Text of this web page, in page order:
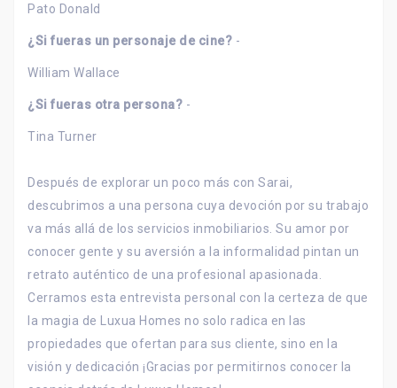
Pato Donald
¿Si fueras un personaje de cine? -
William Wallace
¿Si fueras otra persona? -
Tina Turner
Después de explorar un poco más con Sarai,
descubrimos a una persona cuya devoción por su trabajo
va más allá de los servicios inmobiliarios. Su amor por
conocer gente y su aversión a la informalidad pintan un
retrato auténtico de una profesional apasionada.
Cerramos esta entrevista personal con la certeza de que
la magia de Luxua Homes no solo radica en las
propiedades que ofertan para sus cliente, sino en la
visión y dedicación ¡Gracias por permitirnos conocer la